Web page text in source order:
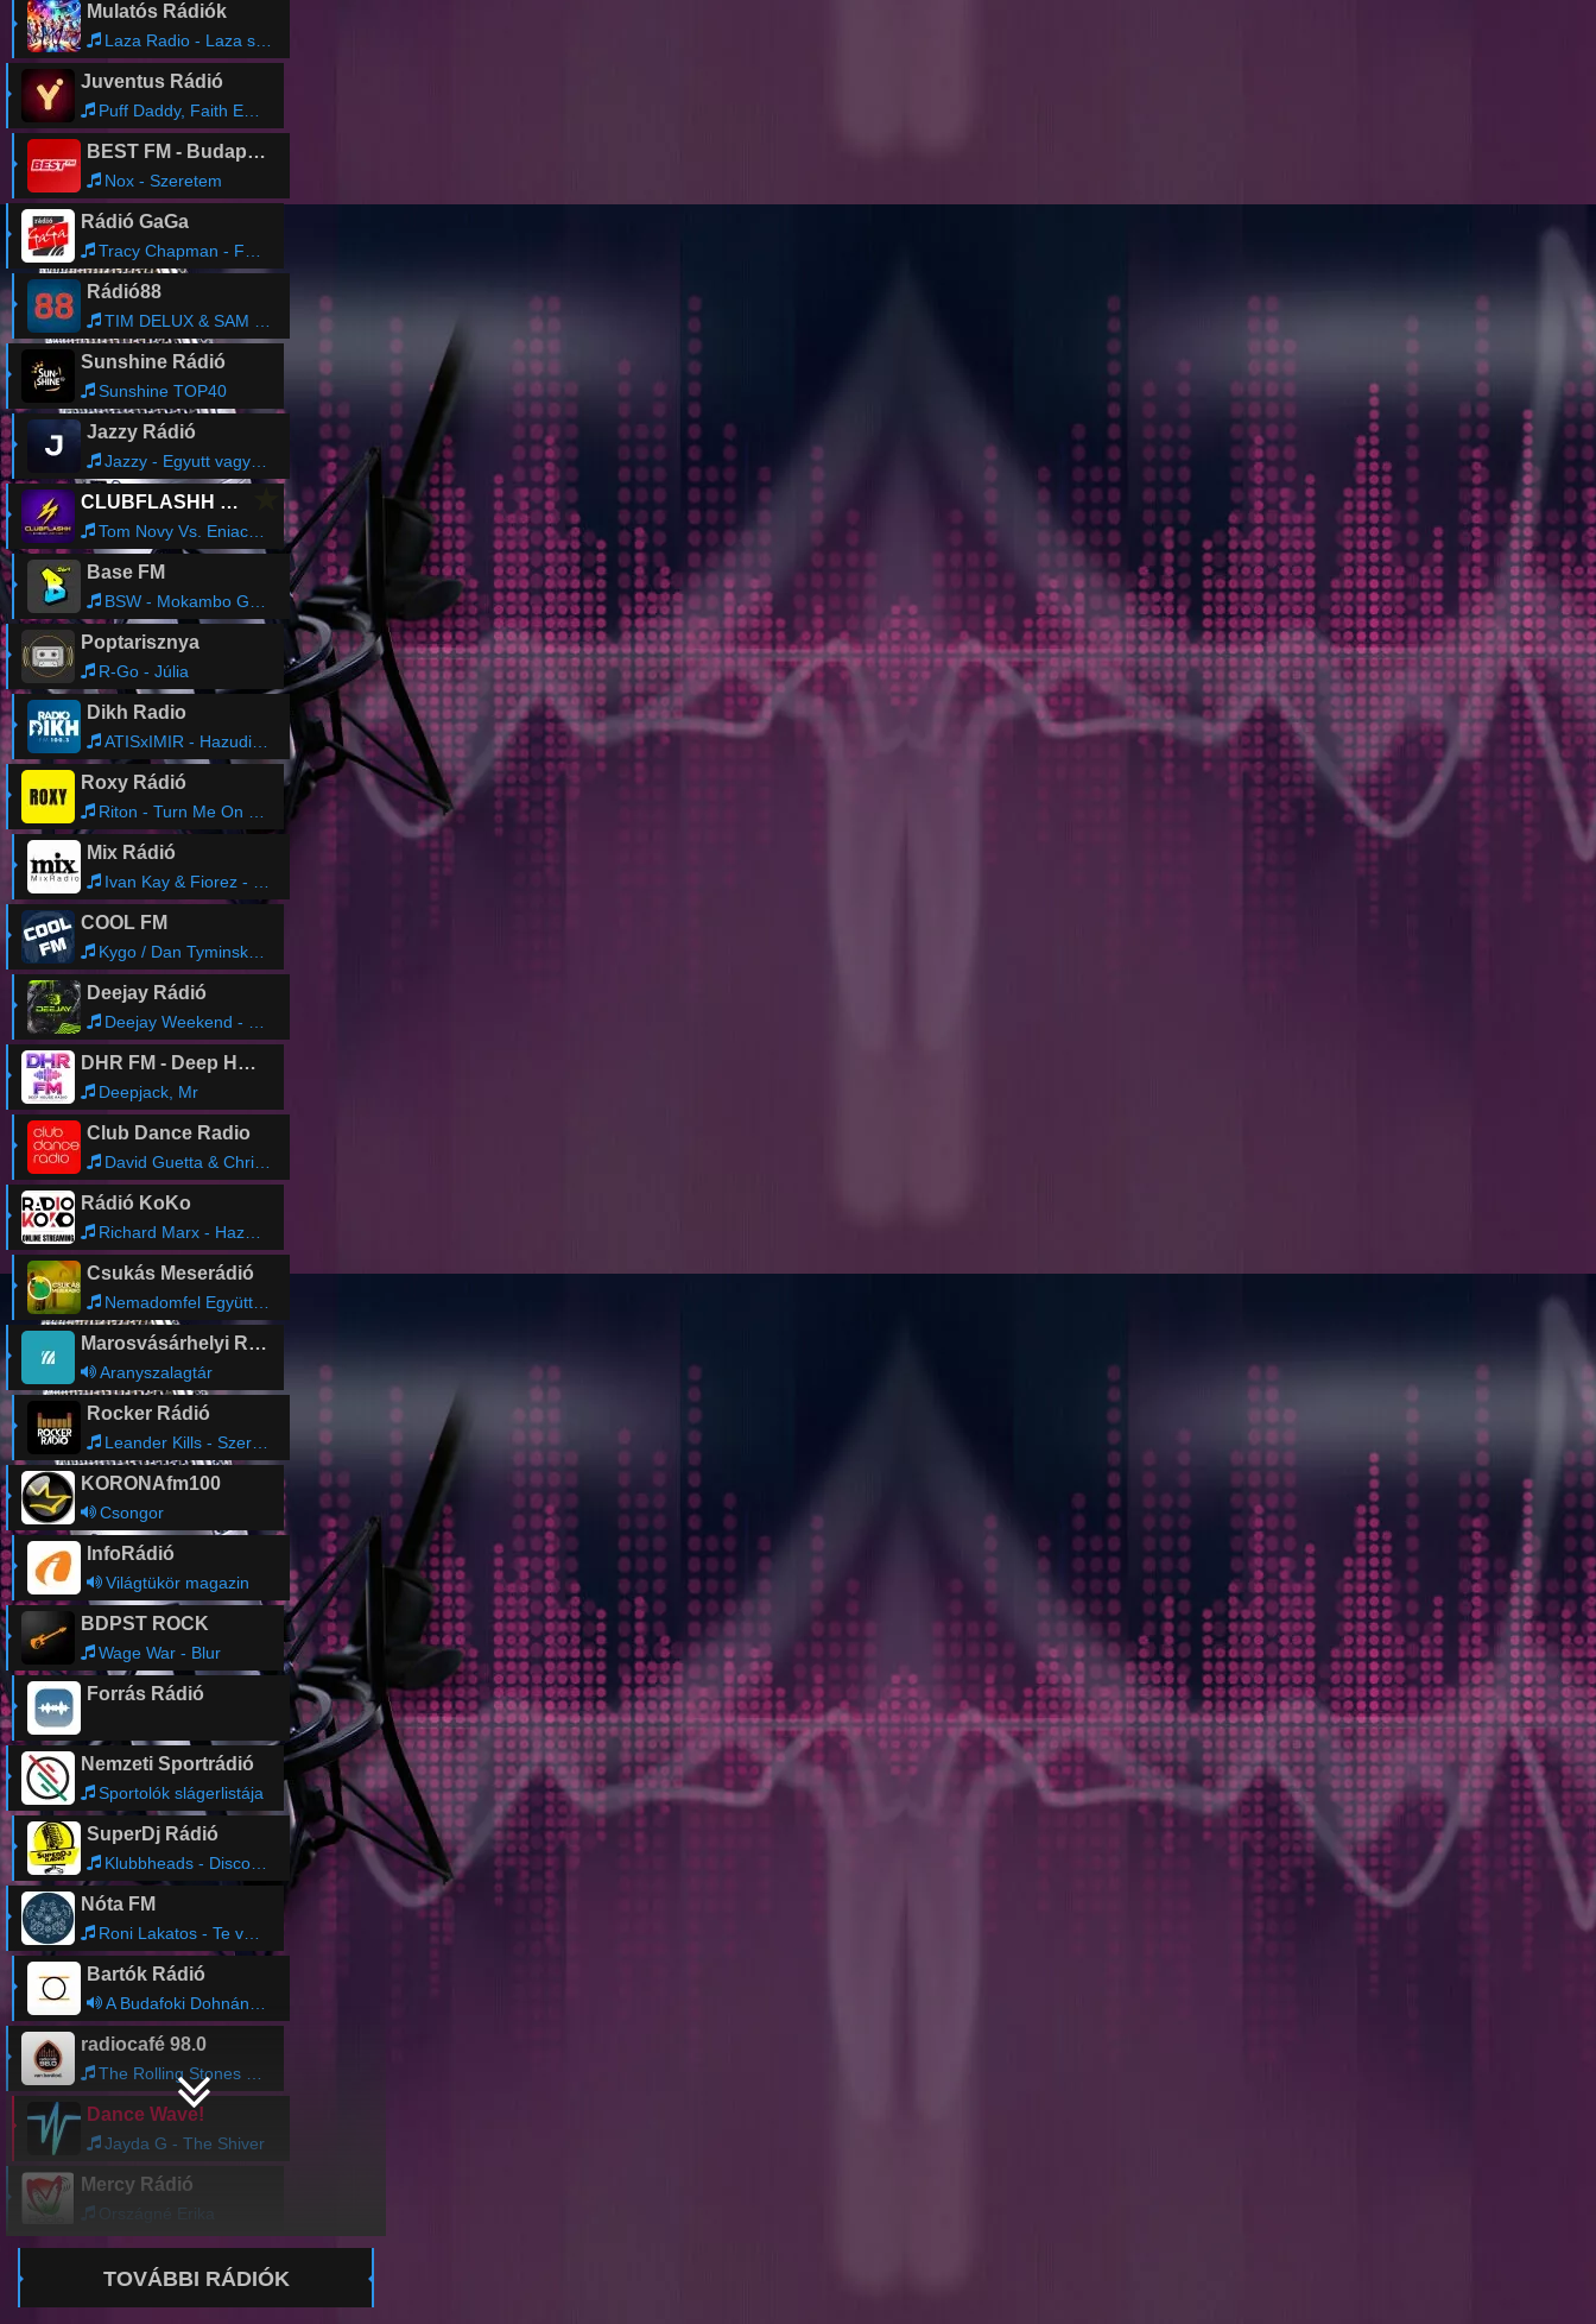
Mulatós Rádiók
Laza Radio - Laza sweep 1
Juventus Rádió
Puff Daddy, Faith Evans - I'll Be Missing You
BEST FM - Budapest
Nox - Szeretem
Rádió GaGa
Tracy Chapman - Fast Car
Rádió88
TIM DELUX & SAM OBERNIK - It Just Won't Do
Sunshine Rádió
Sunshine TOP40
Jazzy Rádió
Jazzy - Egyutt vagyunk
CLUBFLASHH Radio
Tom Novy Vs. Eniac - Pumpin’ (Original Radio Edit)
Base FM
BSW - Mokambo Gang
Poptarisznya
R-Go - Júlia
Dikh Radio
ATISxIMIR - Hazudik a Szemed
Roxy Rádió
Riton - Turn Me On feat. Oliver Heldens, Vula
Mix Rádió
Ivan Kay & Fiorez - Cuba & Salsa (Original Mix)
COOL FM
Kygo / Dan Tyminski - Heaven On Your Mind
Deejay Rádió
Deejay Weekend - Chef
DHR FM - Deep House Radio
Deepjack, Mr
Club Dance Radio
David Guetta & Chris Willis - Just a Little More Love (Wally Lopez Radio Remix)
Rádió KoKo
Richard Marx - Hazard (0,30)
Csukás Meserádió
Nemadomfel Együttes - Tevekaraván
Marosvásárhelyi Rádió
Aranyszalagtár
Rocker Rádió
Leander Kills - Szeresd Bennem
KORONAfm100
Csongor
InfoRádió
Világtükör magazin
BDPST ROCK
Wage War - Blur
Forrás Rádió
Nemzeti Sportrádió
Sportolók slágerlistája
SuperDj Rádió
Klubbheads - Discohopping
Nóta FM
Roni Lakatos - Te vagy a legszebb almom
Bartók Rádió
A Budafoki Dohnányi Zenekar hangversenye
radiocafé 98.0
The Rolling Stones - Rain Fall Down (Ashley Beedles Heavy Disco Remix)
Dance Wave!
Jayda G - The Shiver
Mercy Rádió
Országné Erika
TOVÁBBI RÁDIÓK